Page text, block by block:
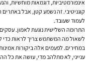
אינפורמטיביות, דוגמאות מוחשיות,
קוגניטיבי. זה נשמע קטן, אבל
לעמוד שעובד.
התרומה השלישית נוגעת לאמון.
לשאול מה המשתמש צריך לראות כדי
במחירים. לפעמים אלה ביקורות
ענייני, לא מתלהב מדי, עושה את כל